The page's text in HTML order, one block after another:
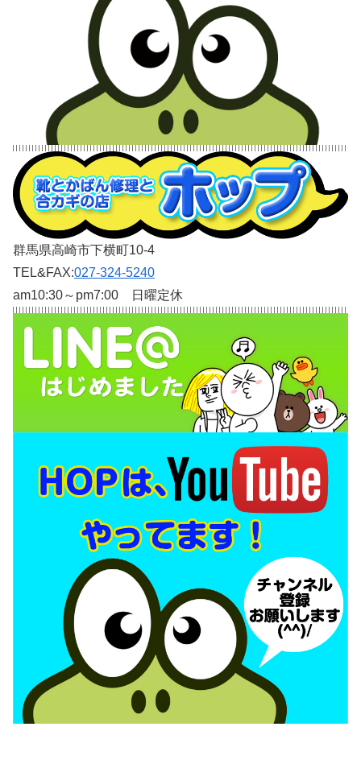
群馬県高崎市下横町10-4
TEL&FAX:027-324-5240
am10:30～pm7:00 日曜定休